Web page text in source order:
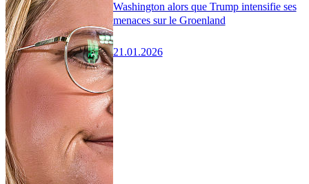
Washington alors que Trump intensifie ses
menaces sur le Groenland
21.01.2026